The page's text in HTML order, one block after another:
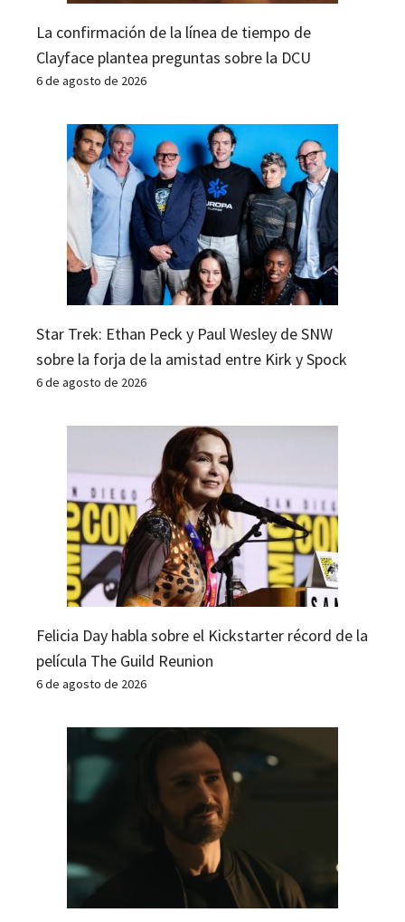
La confirmación de la línea de tiempo de
Clayface plantea preguntas sobre la DCU
6 de agosto de 2026
Star Trek: Ethan Peck y Paul Wesley de SNW
sobre la forja de la amistad entre Kirk y Spock
6 de agosto de 2026
Felicia Day habla sobre el Kickstarter récord de la
película The Guild Reunion
6 de agosto de 2026